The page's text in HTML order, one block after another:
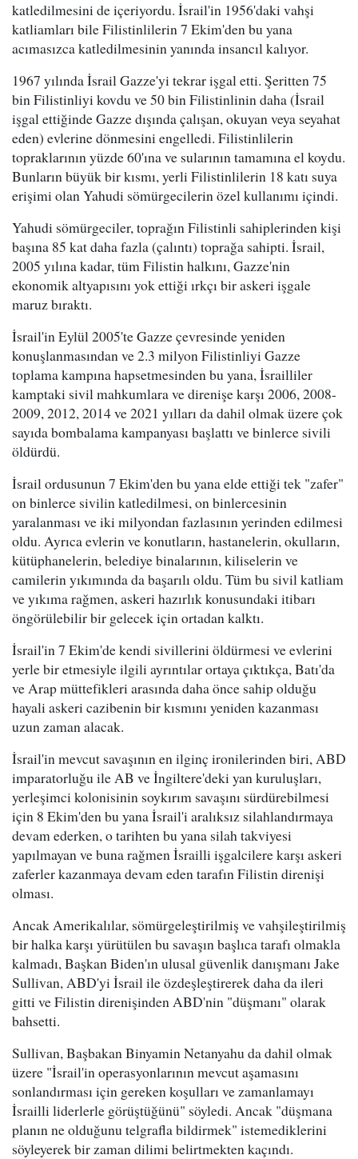
katledilmesini de içeriyordu. İsrail'in 1956'daki vahşi
katliamları bile Filistinlilerin 7 Ekim'den bu yana
acımasızca katledilmesinin yanında insancıl kalıyor.
1967 yılında İsrail Gazze'yi tekrar işgal etti. Şeritten 75
bin Filistinliyi kovdu ve 50 bin Filistinlinin daha (İsrail
işgal ettiğinde Gazze dışında çalışan, okuyan veya seyahat
eden) evlerine dönmesini engelledi. Filistinlilerin
topraklarının yüzde 60'ına ve sularının tamamına el koydu.
Bunların büyük bir kısmı, yerli Filistinlilerin 18 katı suya
erişimi olan Yahudi sömürgecilerin özel kullanımı içindi.
Yahudi sömürgeciler, toprağın Filistinli sahiplerinden kişi
başına 85 kat daha fazla (çalıntı) toprağa sahipti. İsrail,
2005 yılına kadar, tüm Filistin halkını, Gazze'nin
ekonomik altyapısını yok ettiği ırkçı bir askeri işgale
maruz bıraktı.
İsrail'in Eylül 2005'te Gazze çevresinde yeniden
konuşlanmasından ve 2.3 milyon Filistinliyi Gazze
toplama kampına hapsetmesinden bu yana, İsrailliler
kamptaki sivil mahkumlara ve direnişe karşı 2006, 2008-
2009, 2012, 2014 ve 2021 yılları da dahil olmak üzere çok
sayıda bombalama kampanyası başlattı ve binlerce sivili
öldürdü.
İsrail ordusunun 7 Ekim'den bu yana elde ettiği tek "zafer"
on binlerce sivilin katledilmesi, on binlercesinin
yaralanması ve iki milyondan fazlasının yerinden edilmesi
oldu. Ayrıca evlerin ve konutların, hastanelerin, okulların,
kütüphanelerin, belediye binalarının, kiliselerin ve
camilerin yıkımında da başarılı oldu. Tüm bu sivil katliam
ve yıkıma rağmen, askeri hazırlık konusundaki itibarı
öngörülebilir bir gelecek için ortadan kalktı.
İsrail'in 7 Ekim'de kendi sivillerini öldürmesi ve evlerini
yerle bir etmesiyle ilgili ayrıntılar ortaya çıktıkça, Batı'da
ve Arap müttefikleri arasında daha önce sahip olduğu
hayali askeri cazibenin bir kısmını yeniden kazanması
uzun zaman alacak.
İsrail'in mevcut savaşının en ilginç ironilerinden biri, ABD
imparatorluğu ile AB ve İngiltere'deki yan kuruluşları,
yerleşimci kolonisinin soykırım savaşını sürdürebilmesi
için 8 Ekim'den bu yana İsrail'i aralıksız silahlandırmaya
devam ederken, o tarihten bu yana silah takviyesi
yapılmayan ve buna rağmen İsrailli işgalcilere karşı askeri
zaferler kazanmaya devam eden tarafın Filistin direnişi
olması.
Ancak Amerikalılar, sömürgeleştirilmiş ve vahşileştirilmiş
bir halka karşı yürütülen bu savaşın başlıca tarafı olmakla
kalmadı, Başkan Biden'ın ulusal güvenlik danışmanı Jake
Sullivan, ABD'yi İsrail ile özdeşleştirerek daha da ileri
gitti ve Filistin direnişinden ABD'nin "düşmanı" olarak
bahsetti.
Sullivan, Başbakan Binyamin Netanyahu da dahil olmak
üzere "İsrail'in operasyonlarının mevcut aşamasını
sonlandırması için gereken koşulları ve zamanlamayı
İsrailli liderlerle görüştüğünü" söyledi. Ancak "düşmana
planın ne olduğunu telgrafla bildirmek" istemediklerini
söyleyerek bir zaman dilimi belirtmekten kaçındı.